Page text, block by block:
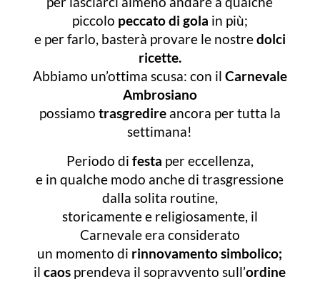
piccolo peccato di gola in più;
e per farlo, basterà provare le nostredolci
ricette.
Abbiamo un’ottima scusa: con il Carnevale
Ambrosiano
possiamo trasgredireancora per tutta la
settimana!
Periodo di festa per eccellenza,
e in qualche modo anche di trasgressione
dalla solita routine,
storicamente e religiosamente, il
Carnevale era considerato
un momento di rinnovamento simbolico;
ilcaos prendeva il sopravvento sull’ordine